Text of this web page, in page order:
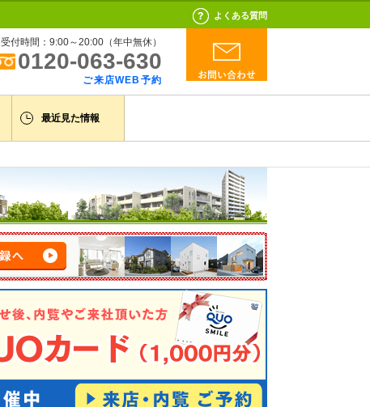
よくある質問
受付時間：9:00～20:00（年中無休）
0120-063-630
ご来店WEB予約
最近見た情報